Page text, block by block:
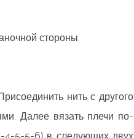
стороны.
нить с другого
Далее вязать плечи по-